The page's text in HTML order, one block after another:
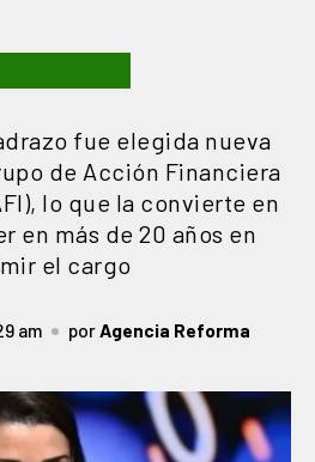
fue elegida nueva
de Acción Financiera
lo que la convierte en
en más de 20 años en
el cargo
am porAgencia Reforma